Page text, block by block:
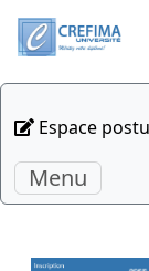
Espace
Menu